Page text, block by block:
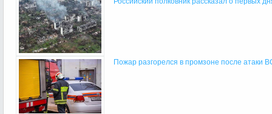
Пожар разгорелся в промзоне после атаки